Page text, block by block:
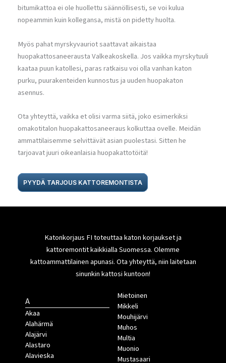
bitumikattoa ei ole huollettu säännöllisesti, se voi kulua
nopeammin kuin kollegansa, mistä on pidetty huolta.
Myös pahat myrskyvauriot saattavat aikaistaa
huopakattosaneerausta Valkeakoskella. Jos vaikka myrskytuuli
kaataa puun katollesi, paras ratkaisu voi olla vanhan katon
purku, puurakenteiden kunnostus ja uuden huopakaton
asennus.
Ota yhteyttä, vaikka et olisi varma siitä, joko esimerkiksi
omakotitalon huopakattosaneeraus kolkuttaa ovelle. Meidän
ammattilaisemme selvittävät asian puolestasi. Sitten he
tarjoavat juuri oikeanlaisia huopakattotöitä!
PYYDÄ TARJOUS KATTOREMONTISTA
Katonkorjaus FI toteuttaa katon korjaukset ja
kattoremontit kaikkialla Suomessa. Olemme
kattoammattilainen apunasi. Ota yhteyttä, niin laitetaan
sinunkin kattosi kuntoon!
A
Akaa
Alahärmä
Alajärvi
Alastaro
Alavieska
Mietoinen
Mikkeli
Mouhijärvi
Muhos
Multia
Muonio
Mustasaari